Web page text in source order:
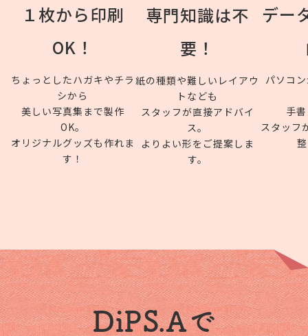
１枚から印刷
OK！
ちょっとしたハガキやチラ
シから
美しい写真集まで製作
OK。
オリジナルグッズも作れま
す！
専門知識は不
要！
紙の種類や難しいレイアウ
トなども
スタッフが直接アドバイ
ス。
よりよい形をご提案しま
す。
デー
パソコ
手
スタッフ
DiPS.Aで